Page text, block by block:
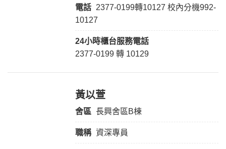
電話
2377-0199轉10127 校內分機992-
10127
24小時櫃台服務電話
2377-0199 轉 10129
黃以萱
舍區 長興舍區B棟
職稱 資深專員